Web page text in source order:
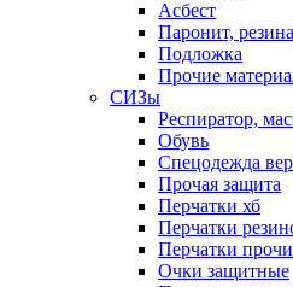
Асбест
Паронит, резина
Подложка
Прочие
СИЗы
Респиратор,
Обувь
Спецодежда
Прочая защита
Перчатки хб
Перчатки
Перчатки
Очки защитные